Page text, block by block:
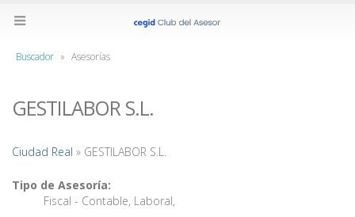
Buscador » Asesorías
GESTILABOR S.L.
Ciudad Real » GESTILABOR S.L.
Tipo de Asesoría:
Fiscal - Contable, Laboral,